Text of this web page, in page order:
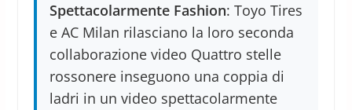
Spettacolarmente Fashion: Toyo Tires
e AC Milan rilasciano la loro seconda
collaborazione video Quattro stelle
rossonere inseguono una coppia di
ladri in un video spettacolarmente